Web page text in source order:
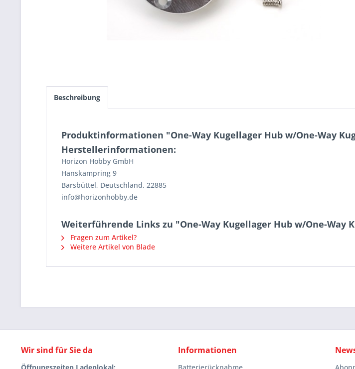
Beschreibung
Produktinformationen "One-Way Kugellager Hub w/One-Way
Herstellerinformationen:
Horizon Hobby GmbH
Hanskampring 9
Barsbüttel, Deutschland, 22885
info@horizonhobby.de
Weiterführende Links zu "One-Way Kugellager Hub w/One-Way
Fragen zum Artikel?
Weitere Artikel von Blade
Wir sind für Sie da Informationen